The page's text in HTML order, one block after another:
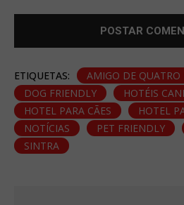
ETIQUETAS: AMIGO DE QUATRO
DOG FRIENDLY
HOTÉIS
HOTEL PARA CÃES
HOTEL
NOTÍCIAS
PET FRIENDLY
SINTRA